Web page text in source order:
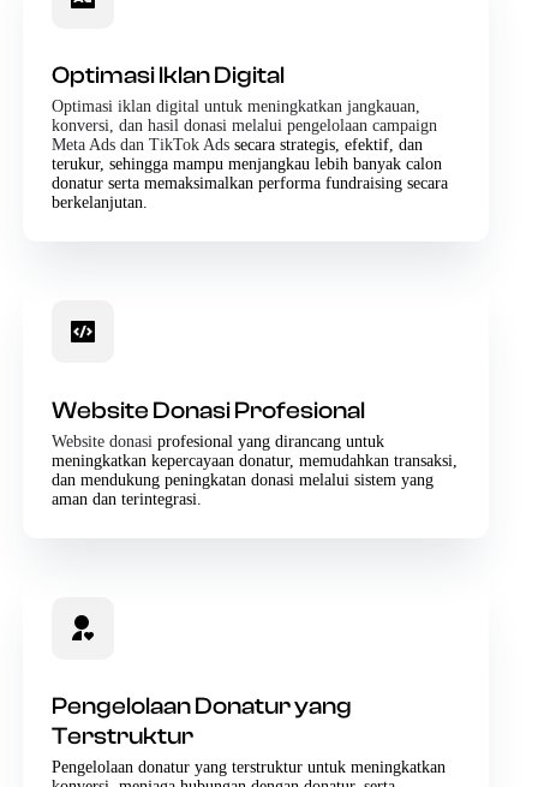
Optimasi Iklan Digital
Optimasi iklan digital untuk meningkatkan jangkauan,
konversi, dan hasil donasi melalui pengelolaan campaign
Meta Ads dan TikTok Ads secara strategis, efektif, dan
terukur, sehingga mampu menjangkau lebih banyak calon
donatur serta memaksimalkan performa fundraising secara
berkelanjutan.
Website Donasi Profesional
Website donasi profesional yang dirancang untuk
meningkatkan kepercayaan donatur, memudahkan transaksi,
dan mendukung peningkatan donasi melalui sistem yang
aman dan terintegrasi.
Pengelolaan Donatur yang
Terstruktur
Pengelolaan donatur yang terstruktur untuk meningkatkan